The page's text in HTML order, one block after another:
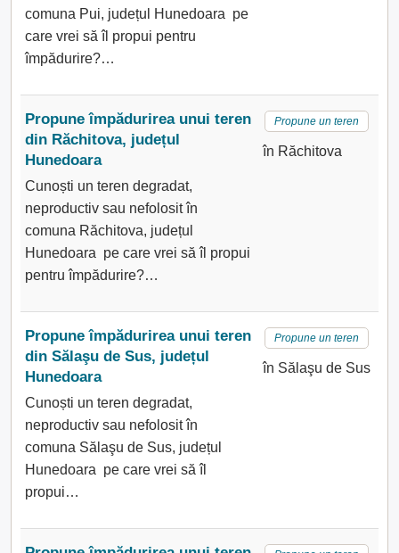
comuna Pui, județul Hunedoara pe
care vrei să îl propui pentru
împădurire?…
Propune împădurirea unui teren
din Răchitova, județul
Hunedoara
Cunoști un teren degradat,
neproductiv sau nefolosit în
comuna Răchitova, județul
Hunedoara pe care vrei să îl propui
pentru împădurire?…
Propune un teren
în Răchitova
Propune împădurirea unui teren
din Sălaşu de Sus, județul
Hunedoara
Cunoști un teren degradat,
neproductiv sau nefolosit în
comuna Sălaşu de Sus, județul
Hunedoara pe care vrei să îl
propui…
Propune un teren
în Sălaşu de Sus